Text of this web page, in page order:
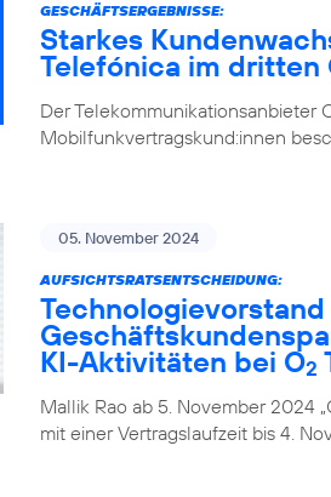
GESCHÄFTSERGEBNISSE:
Starkes
Telefónica im dritten
Der Telekommunikationsanbieter
Mobilfunkvertragskund:innen
05. November 2024
AUFSICHTSRATSENTSCHEIDUNG:
KI-Aktivitäten bei O2
Mallik Rao ab 5. November 2024
mit einer Vertragslaufzeit bis 4.